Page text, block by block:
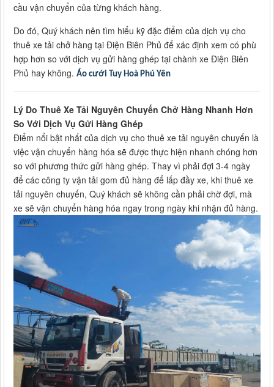
cầu vận chuyển của từng khách hàng.
Do đó, Quý khách nên tìm hiểu kỹ đặc điểm của dịch vụ cho
thuê xe tải chở hàng tại Điện Biên Phủ để xác định xem có phù
hợp hơn so với dịch vụ gửi hàng ghép tại chành xe Điện Biên
Phủ hay không. Áo cưới Tuy Hoà Phú Yên
Lý Do Thuê Xe Tải Nguyên Chuyến Chở Hàng Nhanh Hơn
So Với Dịch Vụ Gửi Hàng Ghép
Điểm nổi bật nhất của dịch vụ cho thuê xe tải nguyên chuyến là
việc vận chuyển hàng hóa sẽ được thực hiện nhanh chóng hơn
so với phương thức gửi hàng ghép. Thay vì phải đợi 3-4 ngày
để các công ty vận tải gom đủ hàng để lấp đầy xe, khi thuê xe
tải nguyên chuyến, Quý khách sẽ không cần phải chờ đợi, mà
xe sẽ vận chuyển hàng hóa ngay trong ngày khi nhận đủ hàng.